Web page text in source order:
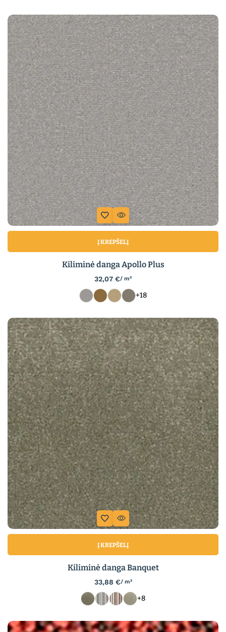
Į KREPŠELĮ
Kiliminė danga Apollo Plus
32,07 €/ m²
+18
Į KREPŠELĮ
Kiliminė danga Banquet
33,88 €/ m²
+8